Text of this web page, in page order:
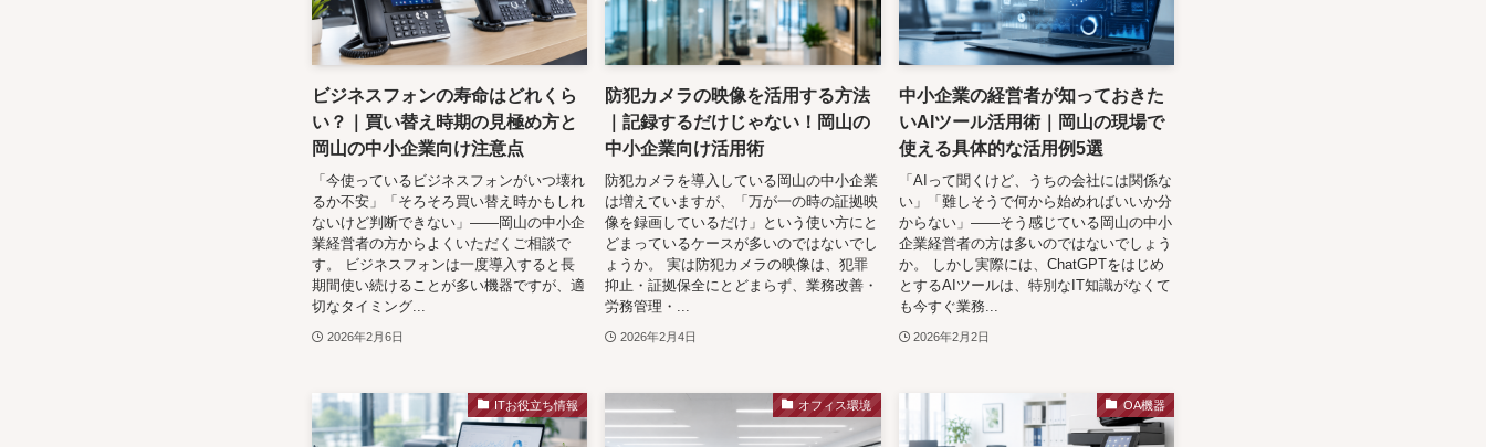
ビジネスフォンの寿命はどれくら
い？｜買い替え時期の見極め方と
岡山の中小企業向け注意点
「今使っているビジネスフォンがいつ壊れ
るか不安」「そろそろ買い替え時かもしれ
ないけど判断できない」——岡山の中小企
業経営者の方からよくいただくご相談で
す。 ビジネスフォンは一度導入すると長
期間使い続けることが多い機器ですが、適
切なタイミング...
2026年2月6日
防犯カメラの映像を活用する方法
｜記録するだけじゃない！岡山の
中小企業向け活用術
防犯カメラを導入している岡山の中小企業
は増えていますが、「万が一の時の証拠映
像を録画しているだけ」という使い方にと
どまっているケースが多いのではないでし
ょうか。 実は防犯カメラの映像は、犯罪
抑止・証拠保全にとどまらず、業務改善・
労務管理・...
2026年2月4日
中小企業の経営者が知っておきた
いAIツール活用術｜岡山の現場で
使える具体的な活用例5選
「AIって聞くけど、うちの会社には関係な
い」「難しそうで何から始めればいいか分
からない」——そう感じている岡山の中小
企業経営者の方は多いのではないでしょう
か。 しかし実際には、ChatGPTをはじめ
とするAIツールは、特別なIT知識がなくて
も今すぐ業務...
2026年2月2日
ITお役立ち情報 オフィス環境 OA機器